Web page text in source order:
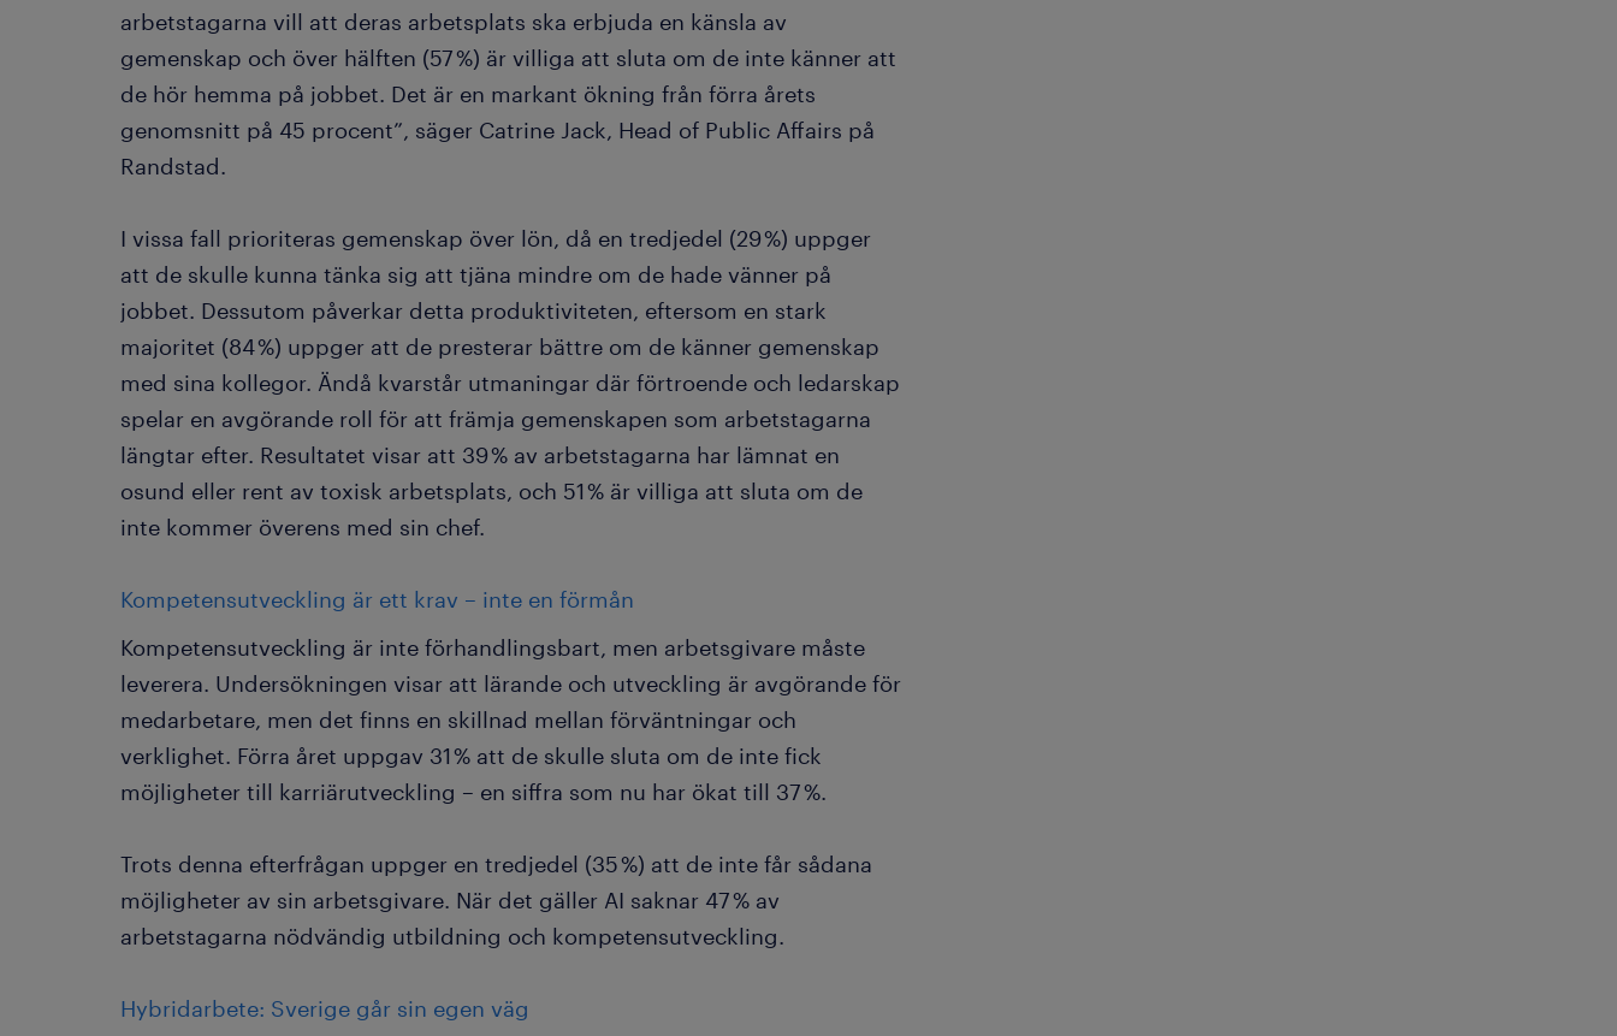
arbetstagarna vill att deras arbetsplats ska erbjuda en känsla av
gemenskap och över hälften (57 %) är villiga att sluta om de inte känner att
de hör hemma på jobbet. Det är en markant ökning från förra årets
genomsnitt på 45 procent”, säger Catrine Jack, Head of Public Affairs på
Randstad.
I vissa fall prioriteras gemenskap över lön, då en tredjedel (29 %) uppger
att de skulle kunna tänka sig att tjäna mindre om de hade vänner på
jobbet. Dessutom påverkar detta produktiviteten, eftersom en stark
majoritet (84 %) uppger att de presterar bättre om de känner gemenskap
med sina kollegor. Ändå kvarstår utmaningar där förtroende och ledarskap
spelar en avgörande roll för att främja gemenskapen som arbetstagarna
längtar efter. Resultatet visar att 39 % av arbetstagarna har lämnat en
osund eller rent av toxisk arbetsplats, och 51 % är villiga att sluta om de
inte kommer överens med sin chef.
Kompetensutveckling är ett krav – inte en förmån
Kompetensutveckling är inte förhandlingsbart, men arbetsgivare måste
leverera. Undersökningen visar att lärande och utveckling är avgörande för
medarbetare, men det finns en skillnad mellan förväntningar och
verklighet. Förra året uppgav 31 % att de skulle sluta om de inte fick
möjligheter till karriärutveckling – en siffra som nu har ökat till 37 %.
Trots denna efterfrågan uppger en tredjedel (35 %) att de inte får sådana
möjligheter av sin arbetsgivare. När det gäller AI saknar 47 % av
arbetstagarna nödvändig utbildning och kompetensutveckling.
Hybridarbete: Sverige går sin egen väg